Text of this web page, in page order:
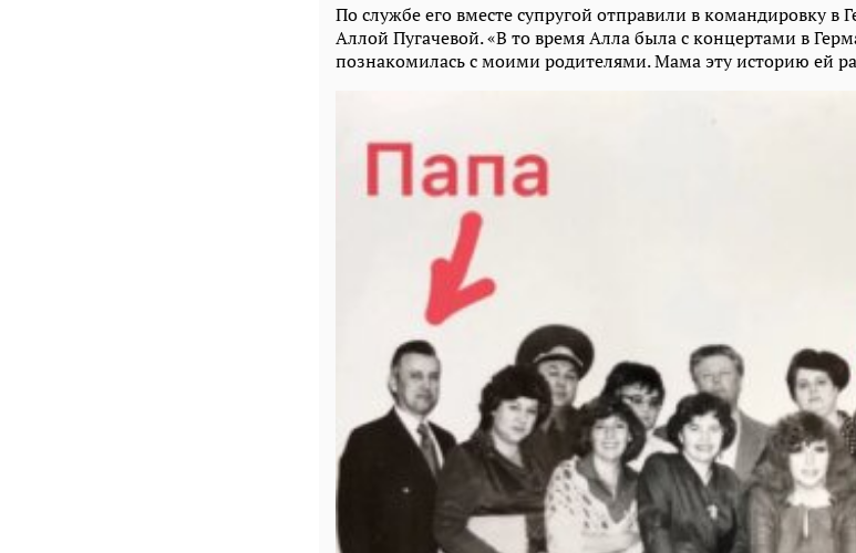
По службе его вместе супругой отправили в командировку в
Аллой Пугачевой. «В то время Алла была с концертами в
познакомилась с моими родителями. Мама эту историю ей